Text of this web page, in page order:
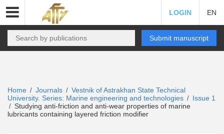
LOGIN EN
Submit manuscript
Home / Journals / Vestnik of Astrakhan State Technical
University. Series: Marine engineering and technologies / Issue 1
/ Studying anti-friction and anti-wear properties of marine
lubricants containing layered friction modifier